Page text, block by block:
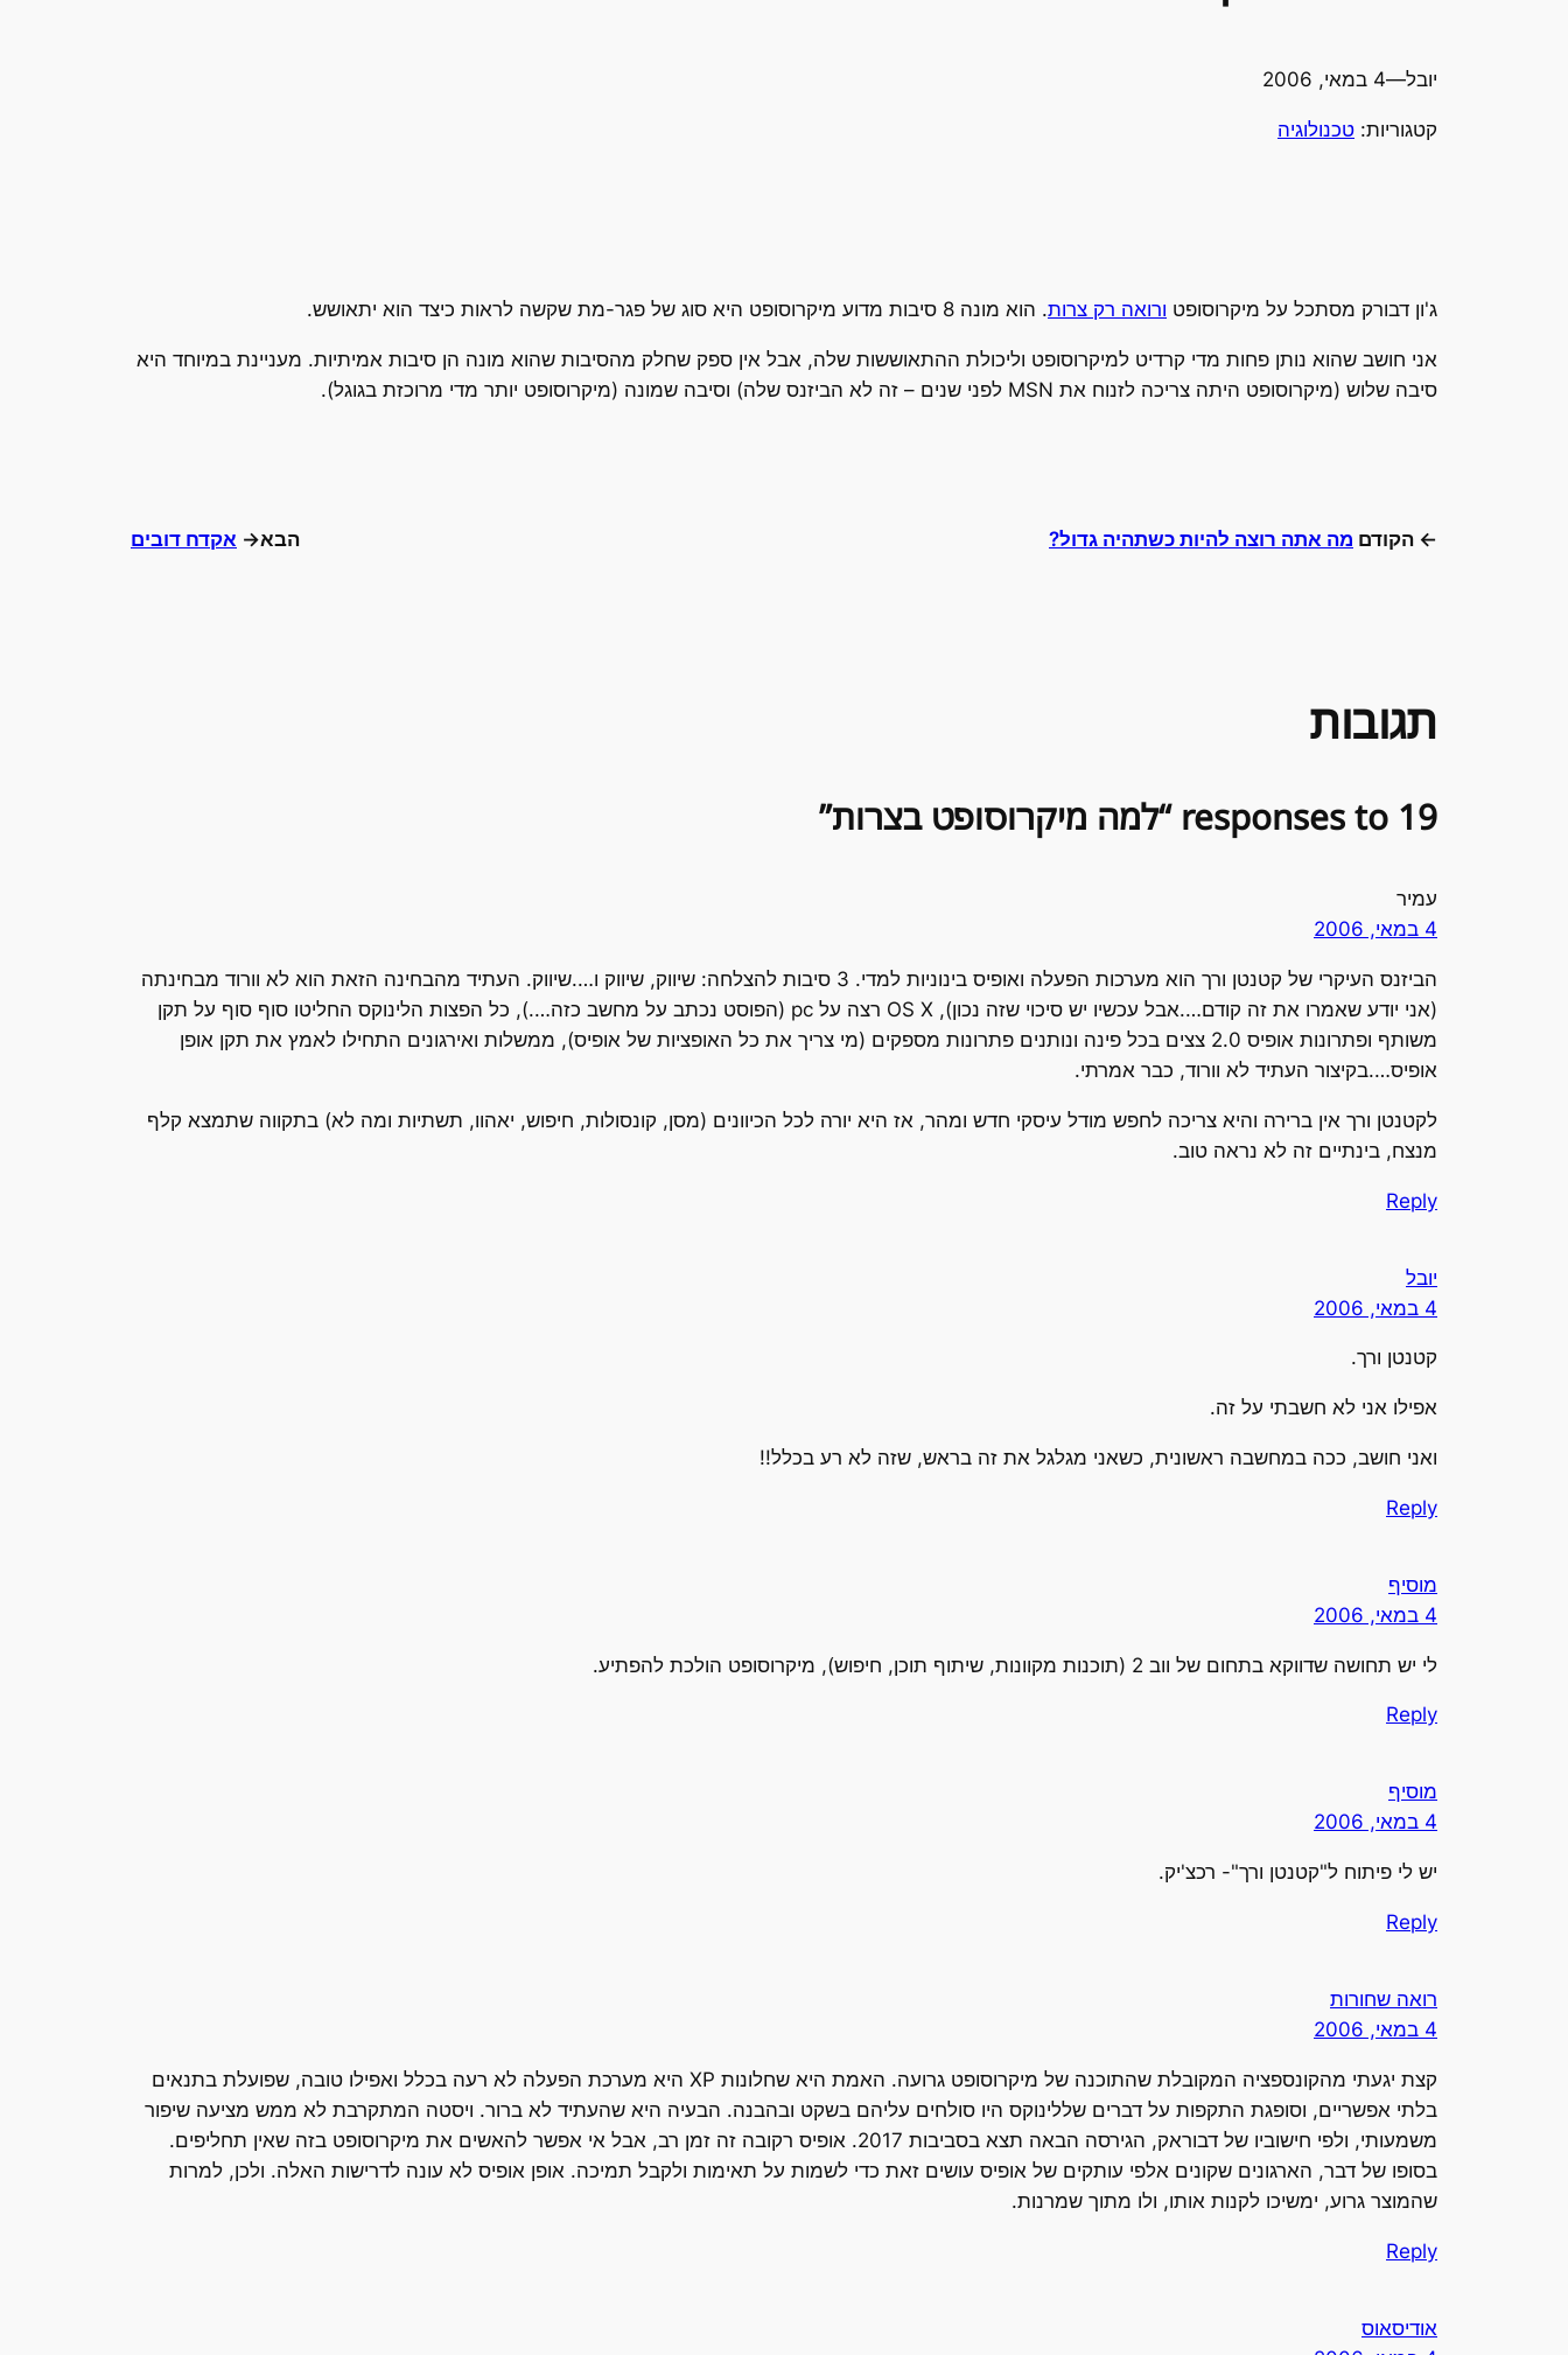
יובל—4 במאי, 2006
קטגוריות: טכנולוגיה
ג'ון דבורק מסתכל על מיקרוסופט ורואה רק צרות. הוא מונה 8 סיבות מדוע מיקרוסופט היא סוג של פגר-מת שקשה לראות כיצד הוא יתאושש.
אני חושב שהוא נותן פחות מדי קרדיט למיקרוסופט וליכולת ההתאוששות שלה, אבל אין ספק שחלק מהסיבות שהוא מונה הן סיבות אמיתיות. מעניינת במיוחד היא
סיבה שלוש (מיקרוסופט היתה צריכה לזנוח את MSN לפני שנים – זה לא הביזנס שלה) וסיבה שמונה (מיקרוסופט יותר מדי מרוכזת בגוגל).
← הקודם מה אתה רוצה להיות כשתהיה גדול? הבא→ אקדח דובים
תגובות
19 responses to “למה מיקרוסופט בצרות”
עמיר
4 במאי, 2006
הביזנס העיקרי של קטנטן ורך הוא מערכות הפעלה ואופיס בינוניות למדי. 3 סיבות להצלחה: שיווק, שיווק ו….שיווק. העתיד מהבחינה הזאת הוא לא וורוד מבחינתה
(אני יודע שאמרו את זה קודם….אבל עכשיו יש סיכוי שזה נכון), OS X רצה על pc (הפוסט נכתב על מחשב כזה….), כל הפצות הלינוקס החליטו סוף סוף על תקן
משותף ופתרונות אופיס 2.0 צצים בכל פינה ונותנים פתרונות מספקים (מי צריך את כל האופציות של אופיס), ממשלות ואירגונים התחילו לאמץ את תקן אופן
אופיס….בקיצור העתיד לא וורוד, כבר אמרתי.
לקטנטן ורך אין ברירה והיא צריכה לחפש מודל עיסקי חדש ומהר, אז היא יורה לכל הכיוונים (מסן, קונסולות, חיפוש, יאהוו, תשתיות ומה לא) בתקווה שתמצא קלף
מנצח, בינתיים זה לא נראה טוב.
Reply
יובל
4 במאי, 2006
קטנטן ורך.
אפילו אני לא חשבתי על זה.
ואני חושב, ככה במחשבה ראשונית, כשאני מגלגל את זה בראש, שזה לא רע בכלל!!
Reply
מוסיף
4 במאי, 2006
לי יש תחושה שדווקא בתחום של ווב 2 (תוכנות מקוונות, שיתוף תוכן, חיפוש), מיקרוסופט הולכת להפתיע.
Reply
מוסיף
4 במאי, 2006
יש לי פיתוח ל"קטנטן ורך"- רכצ'יק.
Reply
רואה שחורות
4 במאי, 2006
קצת יגעתי מהקונספציה המקובלת שהתוכנה של מיקרוסופט גרועה. האמת היא שחלונות XP היא מערכת הפעלה לא רעה בכלל ואפילו טובה, שפועלת בתנאים
בלתי אפשריים, וסופגת התקפות על דברים שללינוקס היו סולחים עליהם בשקט ובהבנה. הבעיה היא שהעתיד לא ברור. ויסטה המתקרבת לא ממש מציעה שיפור
משמעותי, ולפי חישוביו של דבוראק, הגירסה הבאה תצא בסביבות 2017. אופיס רקובה זה זמן רב, אבל אי אפשר להאשים את מיקרוסופט בזה שאין תחליפים.
בסופו של דבר, הארגונים שקונים אלפי עותקים של אופיס עושים זאת כדי לשמות על תאימות ולקבל תמיכה. אופן אופיס לא עונה לדרישות האלה. ולכן, למרות
שהמוצר גרוע, ימשיכו לקנות אותו, ולו מתוך שמרנות.
Reply
אודיסאוס